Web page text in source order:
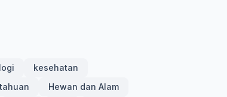
kesehatan
Hewan dan Alam